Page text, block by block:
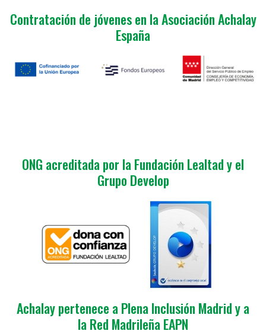
Contratación de jóvenes en la Asociación Achalay
España
ONG acreditada por la Fundación Lealtad y el
Grupo Develop
Achalay pertenece a Plena Inclusión Madrid y a
la Red Madrileña EAPN